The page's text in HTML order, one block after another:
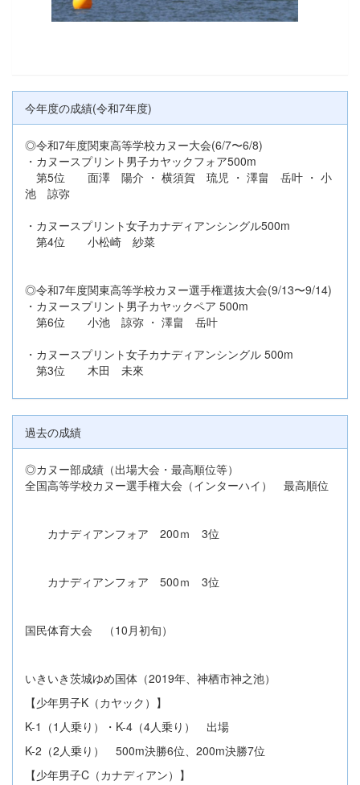
今年度の成績(令和7年度)
◎令和7年度関東高等学校カヌー大会(6/7〜6/8)
・カヌースプリント男子カヤックフォア500m
第5位 面澤 陽介 ・ 横須賀 琉児 ・ 澤畠 岳叶 ・ 小
池 諒弥
・カヌースプリント女子カナディアンシングル500m
第4位 小松崎 紗菜
◎令和7年度関東高等学校カヌー選手権選抜大会(9/13〜9/14)
・カヌースプリント男子カヤックペア 500m
第6位 小池 諒弥 ・ 澤畠 岳叶
・カヌースプリント女子カナディアンシングル 500m
第3位 木田 未來
過去の成績
◎カヌー部成績（出場大会・最高順位等）
全国高等学校カヌー選手権大会（インターハイ） 最高順位
カナディアンフォア 200ｍ 3位
カナディアンフォア 500ｍ 3位
国民体育大会 （10月初旬）
いきいき茨城ゆめ国体（2019年、神栖市神之池）
【少年男子K（カヤック）】
K-1（1人乗り）・K-4（4人乗り） 出場
K-2（2人乗り） 500m決勝6位、200m決勝7位
【少年男子C（カナディアン）】